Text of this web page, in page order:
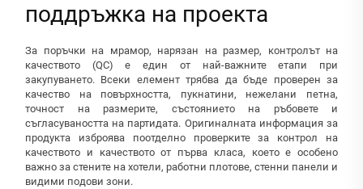
поддръжка на проекта
За поръчки на мрамор, нарязан на размер, контролът на
качеството (QC) е един от най-важните етапи при
закупуването. Всеки елемент трябва да бъде проверен за
качество на повърхността, пукнатини, нежелани петна,
точност на размерите, състоянието на ръбовете и
съгласуваността на партидата. Оригиналната информация за
продукта изброява поотделно проверките за контрол на
качеството и качеството от първа класа, което е особено
важно за стените на хотели, работни плотове, стенни панели и
видими подови зони.